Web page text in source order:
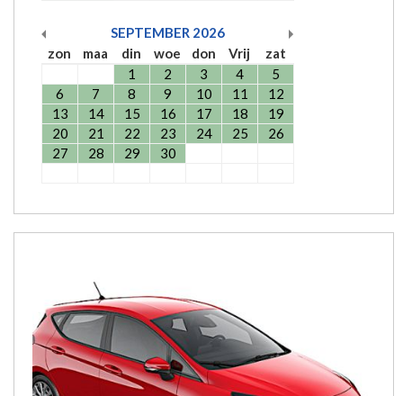
SEPTEMBER 2026
zon
maa din woe don Vrij
zat
1
2 3 4
5
6
7 8 9 10 11
12
13
14 15 16 17 18
19
20
21 22 23 24 25
26
27
28 29 30